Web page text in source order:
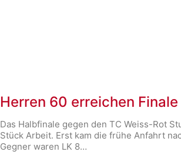
Herren 60 erreichen
Das Halbfinale gegen den TC Weiss-Rot
Stück Arbeit. Erst kam die frühe Anfahrt
Gegner waren LK 8…